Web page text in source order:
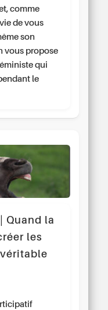
comme
de vous
son
vous propose
qui
le
Quand la
les